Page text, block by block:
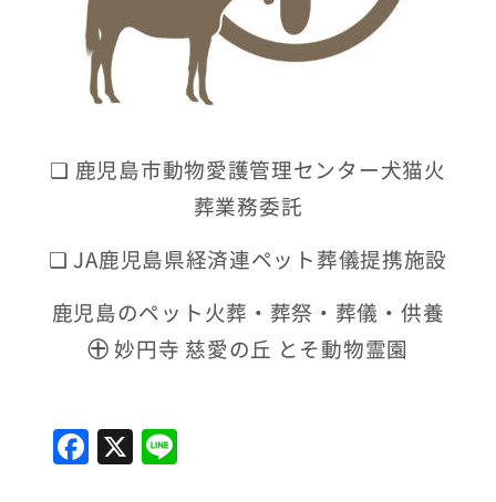
❏ 鹿児島市動物愛護管理センター犬猫火
葬業務委託
❏ JA鹿児島県経済連ペット葬儀提携施設
鹿児島のペット火葬・葬祭・葬儀・供養
㊉妙円寺 慈愛の丘 とそ動物霊園
F
a
X